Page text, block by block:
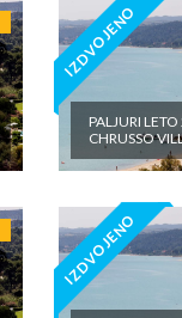
IZDVOJENO
PALJURI
CHRUSSO
IZDVOJENO